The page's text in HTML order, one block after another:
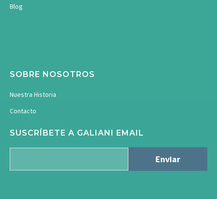
Blog
SOBRE NOSOTROS
Nuestra Historia
Contacto
SUSCRÍBETE A GALIANI EMAIL